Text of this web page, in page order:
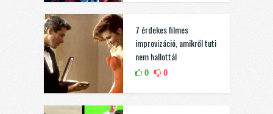
7 érdekes filmes
improvizáció, amikről tuti
nem hallottál
0 0